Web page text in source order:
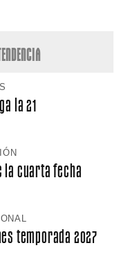
la 21
la cuarta fecha
temporada 2027